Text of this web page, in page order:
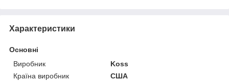
Характеристики
Основні
Виробник
Koss
Країна виробник
США